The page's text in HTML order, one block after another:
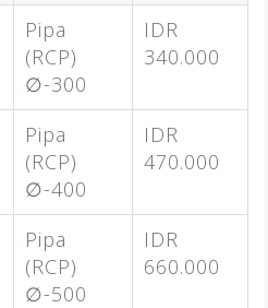
Pipa
(RCP)
∅-300
IDR
340.000
Pipa
(RCP)
∅-400
IDR
470.000
Pipa
(RCP)
∅-500
IDR
660.000